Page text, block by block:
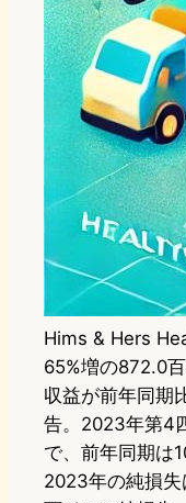
Hims & Hers
65%増の872.0
収益が前年同期
告。2023年第4
で、前年同期は
2023年の純損